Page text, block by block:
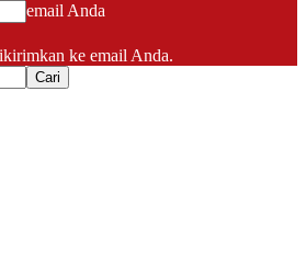
email Anda
ke email Anda.